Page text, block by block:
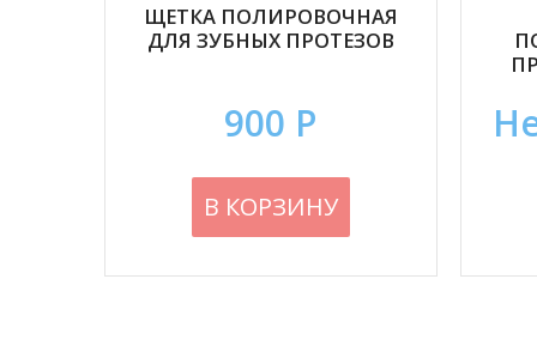
ЩЕТКА ПОЛИРОВОЧНАЯ
ДЛЯ ЗУБНЫХ ПРОТЕЗОВ
900 Р
В КОРЗИНУ